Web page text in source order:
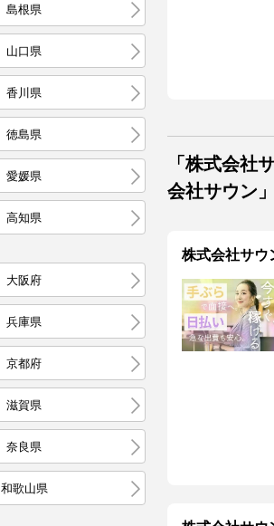
島根県
山口県
香川県
徳島県
愛媛県
高知県
大阪府
兵庫県
京都府
滋賀県
奈良県
和歌山県
「株式会社
会社サウン
株式会社サ